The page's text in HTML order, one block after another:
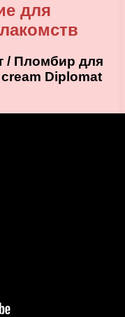
для
/ Пломбир для
Diplomat